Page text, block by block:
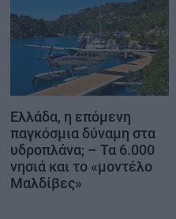
Ελλάδα, η επόμενη
παγκόσμια δύναμη στα
υδροπλάνα; – Τα 6.000
νησιά και το «μοντέλο
Μαλδίβες»